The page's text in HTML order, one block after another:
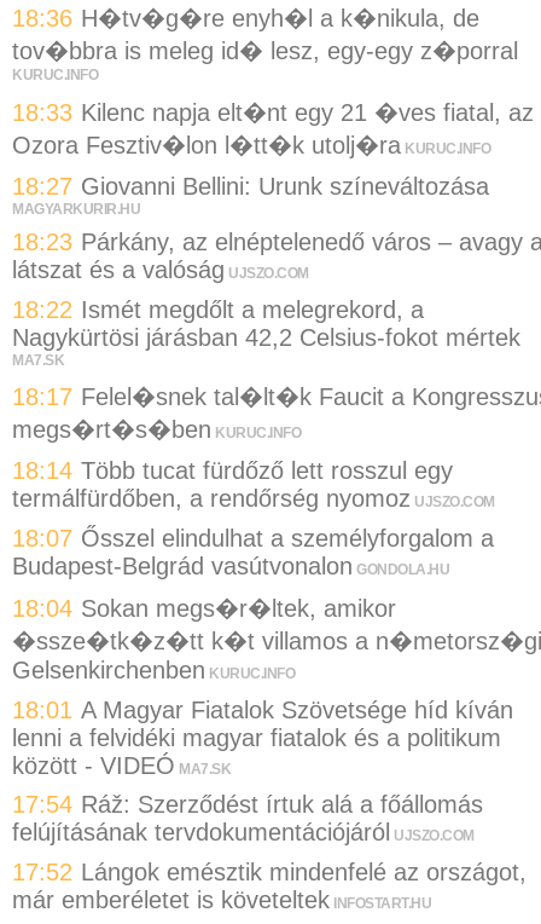
18:36 H�tv�g�re enyh�l a k�nikula, de
tov�bbra is meleg id� lesz, egy-egy z�porral
KURUC.INFO
18:33 Kilenc napja elt�nt egy 21 �ves fiatal, az
Ozora Fesztiv�lon l�tt�k utolj�ra KURUC.INFO
18:27 Giovanni Bellini: Urunk színeváltozása
MAGYARKURIR.HU
18:23 Párkány, az elnéptelenedő város – avagy
látszat és a valóság UJSZO.COM
18:22 Ismét megdőlt a melegrekord, a
Nagykürtösi járásban 42,2 Celsius-fokot mértek
MA7.SK
18:17 Felel�snek tal�lt�k Faucit a
megs�rt�s�ben KURUC.INFO
18:14 Több tucat fürdőző lett rosszul egy
termálfürdőben, a rendőrség nyomoz UJSZO.COM
18:07 Ősszel elindulhat a személyforgalom a
Budapest-Belgrád vasútvonalon GONDOLA.HU
18:04 Sokan megs�r�ltek, amikor
�ssze�tk�z�tt k�t villamos a n�metorsz�gi
Gelsenkirchenben KURUC.INFO
18:01 A Magyar Fiatalok Szövetsége híd kíván
lenni a felvidéki magyar fiatalok és a politikum
között - VIDEÓ MA7.SK
17:54 Ráž: Szerződést írtuk alá a főállomás
felújításának tervdokumentációjáról UJSZO.COM
17:52 Lángok emésztik mindenfelé az országot,
már emberéletet is követeltek INFOSTART.HU